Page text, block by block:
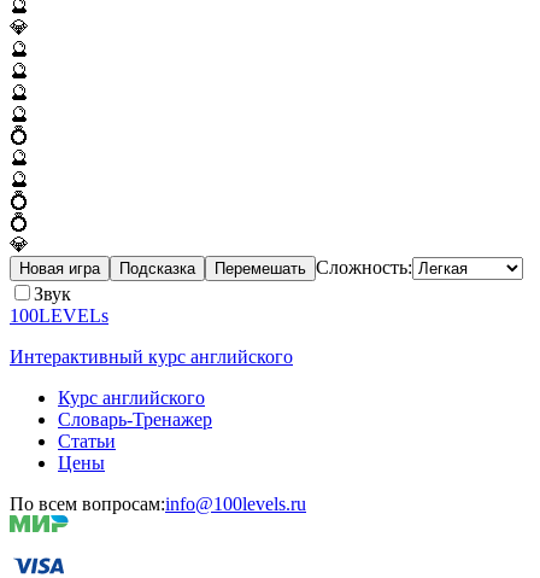
🔮
💎
🔮
🔮
🔮
🔮
💍
🔮
🔮
💍
💍
💎
Новая игра Подсказка Перемешать Сложность:
Звук
100LEVELs
Интерактивный курс английского
Курс английского
Словарь-Тренажер
Статьи
Цены
По всем вопросам:info@100levels.ru